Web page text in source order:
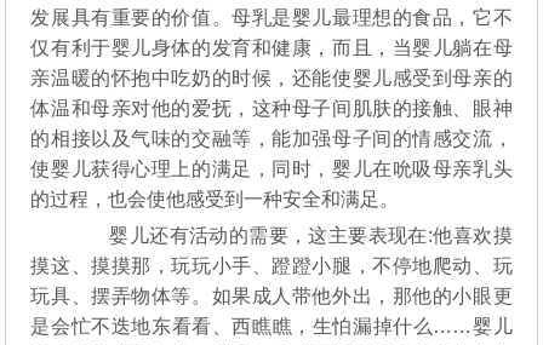
发展具有重要的价值。母乳是婴儿最理想的食品，它不
仅有利于婴儿身体的发育和健康，而且，当婴儿躺在母
亲温暖的怀抱中吃奶的时候，还能使婴儿感受到母亲的
体温和母亲对他的爱抚，这种母子间肌肤的接触、眼神
的相接以及气味的交融等，能加强母子间的情感交流，
使婴儿获得心理上的满足，同时，婴儿在吮吸母亲乳头
的过程，也会使他感受到一种安全和满足。
婴儿还有活动的需要，这主要表现在:他喜欢摸
摸这、摸摸那，玩玩小手、蹬蹬小腿，不停地爬动、玩
玩具、摆弄物体等。如果成人带他外出，那他的小眼更
是会忙不迭地东看看、西瞧瞧，生怕漏掉什么……婴儿